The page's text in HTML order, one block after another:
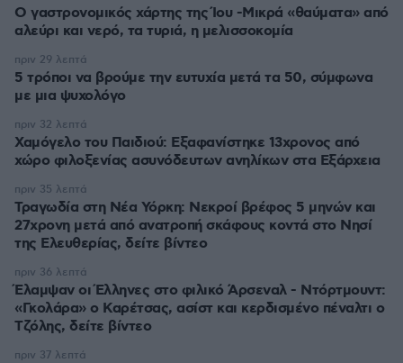
Ο γαστρονομικός χάρτης της Ίου -Μικρά «θαύματα» από
αλεύρι και νερό, τα τυριά, η μελισσοκομία
5 τρόποι να βρούμε την ευτυχία μετά τα 50, σύμφωνα
με μια ψυχολόγο
πριν 29 λεπτά
Χαμόγελο του Παιδιού: Εξαφανίστηκε 13χρονος από
χώρο φιλοξενίας ασυνόδευτων ανηλίκων στα Εξάρχεια
πριν 32 λεπτά
Τραγωδία στη Νέα Υόρκη: Νεκροί βρέφος 5 μηνών και
27χρονη μετά από ανατροπή σκάφους κοντά στο Νησί
της Ελευθερίας, δείτε βίντεο
πριν 35 λεπτά
Έλαμψαν οι Έλληνες στο φιλικό Άρσεναλ - Ντόρτμουντ:
«Γκολάρα» ο Καρέτσας, ασίστ και κερδισμένο πέναλτι ο
Τζόλης, δείτε βίντεο
πριν 36 λεπτά
πριν 37 λεπτά